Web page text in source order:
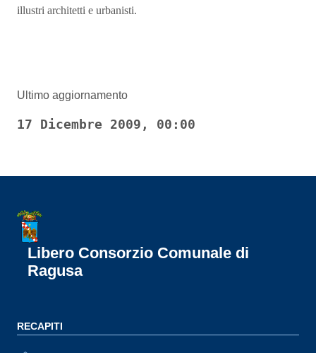
illustri architetti e urbanisti.
Ultimo aggiornamento
17 Dicembre 2009, 00:00
Libero Consorzio Comunale di
Ragusa
RECAPITI